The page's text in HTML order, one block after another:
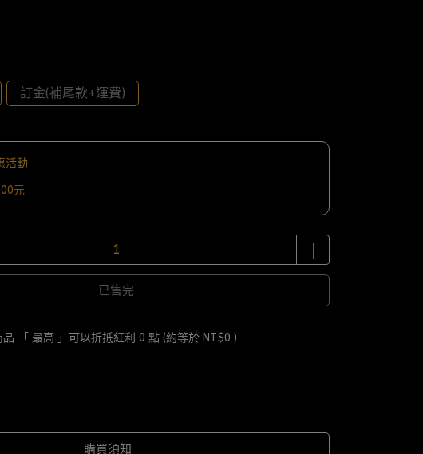
訂金(補尾款+運費)
活動
元
已售完
品 「 最高 」可以折抵紅利 0 點 (約等於 NT$0 )
購買須知